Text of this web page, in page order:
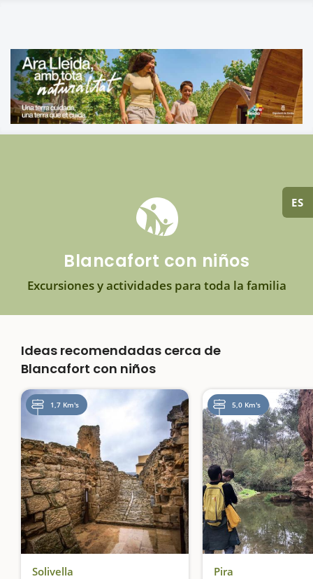
ES
Blancafort con niños
Excursiones y actividades para toda la familia
Ideas recomendadas cerca de
Blancafort con niños
1,7 Km's
Solivella
5,0 Km's
Pira